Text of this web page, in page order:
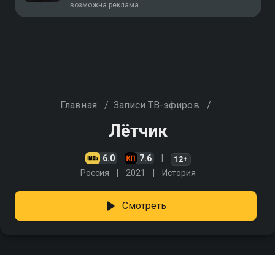
возможна реклама
Главная / Записи ТВ-эфиров /
Лётчик
6.0 7.6 12+
Россия 2021 История
Смотреть